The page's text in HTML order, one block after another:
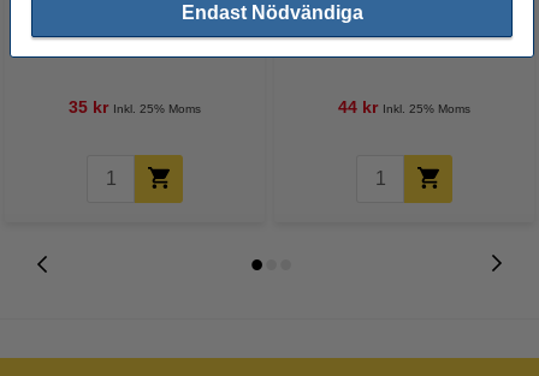
Endast Nödvändiga
Märkpenna permanent 1.5mm -
35 kr Inkl. 25% Moms
Märkpenna permanent 2.0mm -
44 kr Inkl. 25% Moms